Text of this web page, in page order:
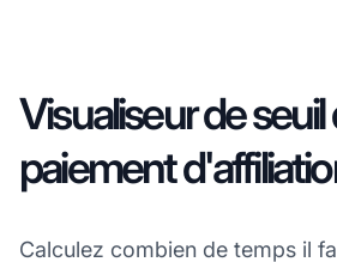
Visualiseur de seuil
paiement
Calculez combien de temps il